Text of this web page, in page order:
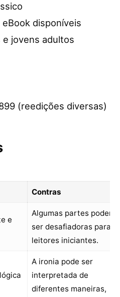
eBook disponíveis
e jovens adultos
(reedições diversas)
Contras
e
Algumas partes podem
ser desafiadoras para
leitores iniciantes.
A ironia pode ser
interpretada de
diferentes maneiras,